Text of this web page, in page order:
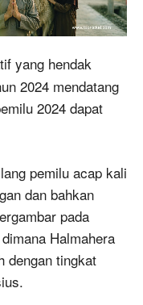
yang hendak
2024 mendatang
2024 dapat
pemilu acap kali
dan bahkan
pada
Halmahera
dengan tingkat